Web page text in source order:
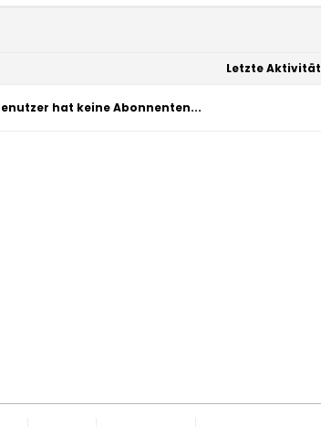
Letzte Aktivität
hat keine Abonnenten...